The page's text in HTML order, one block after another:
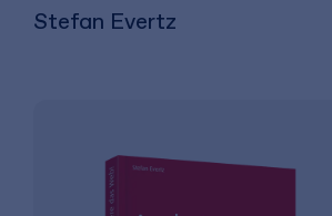
Stefan Evertz